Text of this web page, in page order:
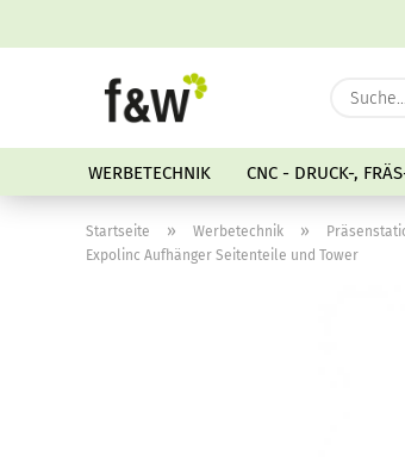
WERBETECHNIK CNC - DRUCK-,
Startseite » Werbetechnik »
Expolinc Aufhänger Seitenteile und Tower